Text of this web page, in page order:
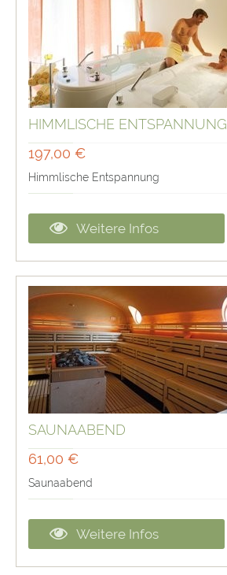
HIMMLISCHE ENTSPANNUNG
197,00 €
Himmlische Entspannung
Weitere Infos
SAUNAABEND
61,00 €
Saunaabend
Weitere Infos